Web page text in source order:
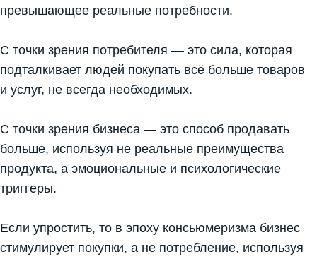
превышающее реальные потребности.
С точки зрения потребителя — это сила, которая
подталкивает людей покупать всё больше товаров
и услуг, не всегда необходимых.
С точки зрения бизнеса — это способ продавать
больше, используя не реальные преимущества
продукта, а эмоциональные и психологические
триггеры.
Если упростить, то в эпоху консьюмеризма бизнес
стимулирует покупки, а не потребление, используя